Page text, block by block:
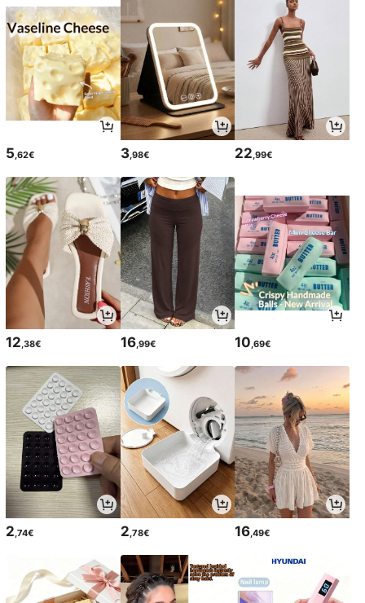
5 ,62€ 3,98€ 22 ,99€
12,38€ 16,99€ 10,69€
2,74€ 2,78€ 16,49€